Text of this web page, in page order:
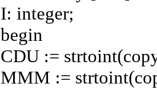
I: integer;
begin
CDU :=
MMM :=